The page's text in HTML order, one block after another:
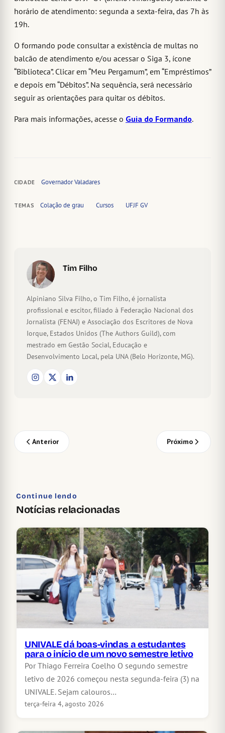
horário de atendimento: segunda a sexta-feira, das 7h às
19h.
O formando pode consultar a existência de multas no
balcão de atendimento e/ou acessar o Siga 3, ícone
“Biblioteca”. Clicar em “Meu Pergamum”, em “Empréstimos”
e depois em “Débitos”. Na sequência, será necessário
seguir as orientações para quitar os débitos.
Para mais informações, acesse o Guia do Formando.
CIDADE Governador Valadares
TEMAS Colação de grau Cursos UFJF GV
Tim Filho
Alpiniano Silva Filho, o Tim Filho, é jornalista
profissional e escitor, filiado à Federação Nacional dos
Jornalista (FENAJ) e Associação dos Escritores de Nova
Iorque, Estados Unidos (The Authors Guild), com
mestrado em Gestão Social, Educação e
Desenvolvimento Local, pela UNA (Belo Horizonte, MG).
Anterior Próximo
Continue lendo
Notícias relacionadas
UNIVALE dá boas-vindas a estudantes
para o início de um novo semestre letivo
Por Thiago Ferreira Coelho O segundo semestre
letivo de 2026 começou nesta segunda-feira (3) na
UNIVALE. Sejam calouros…
terça-feira 4, agosto 2026